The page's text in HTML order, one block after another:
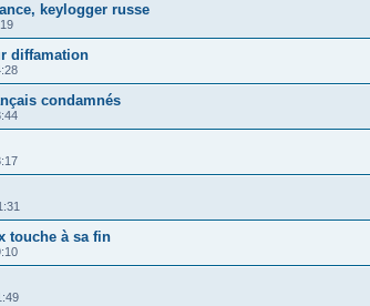
keylogger russe
diffamation
condamnés
touche à sa fin